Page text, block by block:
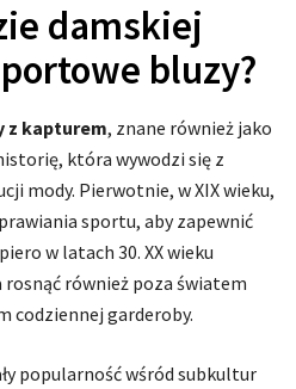
damskiej
bluzy?
z kapturem, znane również jako
która wywodzi się z
mody. Pierwotnie, w XIX wieku,
sportu, aby zapewnić
w latach 30. XX wieku
rosnąć również poza światem
codziennej garderoby.
popularność wśród subkultur